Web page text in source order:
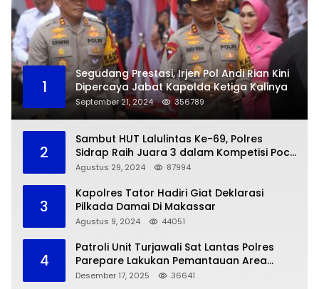
1
Segudang Prestasi, Irjen Pol Andi Rian Kini
Dipercaya Jabat Kapolda Ketiga Kalinya
September 21, 2024 356789
2
Sambut HUT Lalulintas Ke-69, Polres
Sidrap Raih Juara 3 dalam Kompetisi Pocil
Zona 5
Agustus 29, 2024 87994
3
Kapolres Tator Hadiri Giat Deklarasi
Pilkada Damai Di Makassar
Agustus 9, 2024 44051
4
Patroli Unit Turjawali Sat Lantas Polres
Parepare Lakukan Pemantauan Area
Larangan Parkir
Desember 17, 2025 36641